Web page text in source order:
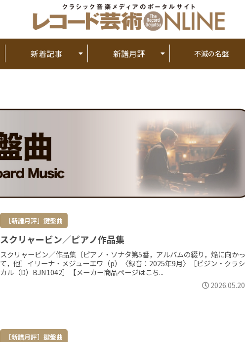
新着記事 新譜月評 不滅の名盤
［新譜月評］鍵盤曲
スクリャービン／ピアノ作品集
スクリャービン／作品集〔ピアノ・ソナタ第5番，アルバムの綴り，焔に向かっ
て，他〕イリーナ・メジューエワ（p）〈録音：2025年9月〉［ビジン・クラシ
カル（D）BJN1042］【メーカー商品ページはこち...
2026.05.20
［新譜月評］鍵盤曲